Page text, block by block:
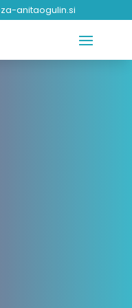
anitaogulin.si